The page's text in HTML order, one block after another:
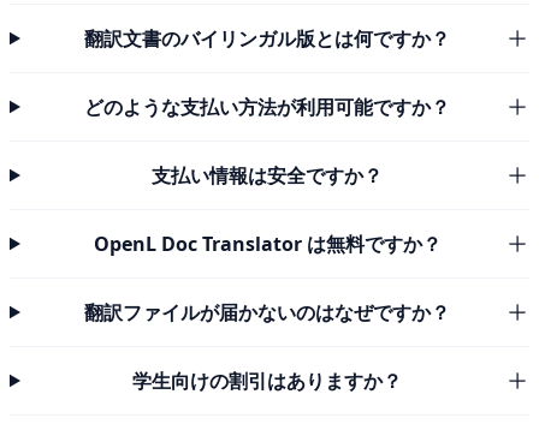
翻訳文書のバイリンガル版とは何ですか？
どのような支払い方法が利用可能ですか？
支払い情報は安全ですか？
OpenL Doc Translator は無料ですか？
翻訳ファイルが届かないのはなぜですか？
学生向けの割引はありますか？